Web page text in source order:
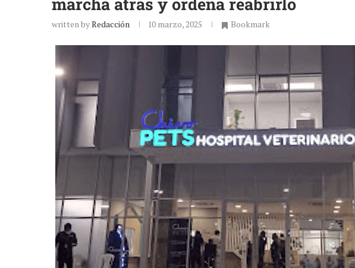
written byRedacción 10 marzo, 2025 Bookmark